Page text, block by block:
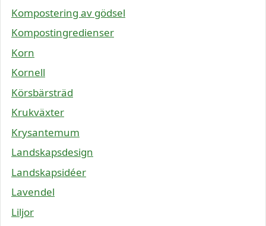
Kompostering av gödsel
Kompostingredienser
Korn
Kornell
Körsbärsträd
Krukväxter
Krysantemum
Landskapsdesign
Landskapsidéer
Lavendel
Liljor